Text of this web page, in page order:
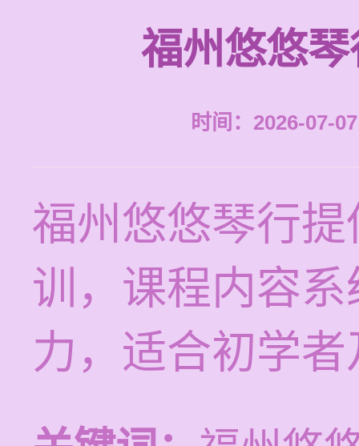
福州悠悠
时间：2026-07-
福州悠悠琴行
训，课程内容
力，适合初学